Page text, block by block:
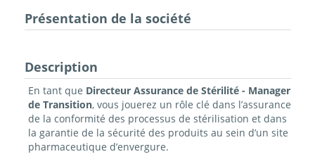
Présentation de la société
Description
En tant que Directeur Assurance de Stérilité - Manager
de Transition, vous jouerez un rôle clé dans l’assurance
de la conformité des processus de stérilisation et dans
la garantie de la sécurité des produits au sein d’un site
pharmaceutique d’envergure.